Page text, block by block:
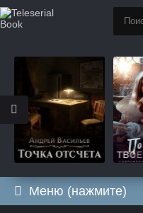
Меню (нажмите)